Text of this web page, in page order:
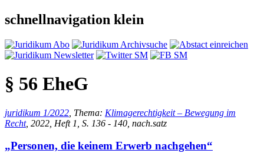
schnellnavigation klein
§ 56 EheG
juridikum 1/2022 , Thema: Klimagerechtigkeit – Bewegung im
Recht, 2022, Heft 1, S. 136 - 140, nach.satz
„Personen, die keinem Erwerb nachgehen“